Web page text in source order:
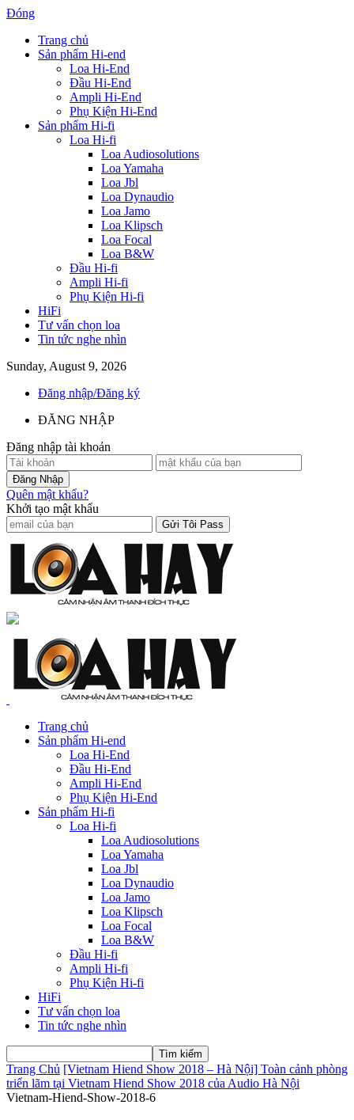
Đóng
Trang chủ
Sản phẩm Hi-end
Loa Hi-End
Đầu Hi-End
Ampli Hi-End
Phụ Kiện Hi-End
Sản phẩm Hi-fi
Loa Hi-fi
Loa Audiosolutions
Loa Yamaha
Loa Jbl
Loa Dynaudio
Loa Jamo
Loa Klipsch
Loa Focal
Loa B&W
Đầu Hi-fi
Ampli Hi-fi
Phụ Kiện Hi-fi
HiFi
Tư vấn chọn loa
Tin tức nghe nhìn
Sunday, August 9, 2026
Đăng nhập/Đăng ký
ĐĂNG NHẬP
Đăng nhập tài khoản
Quên mật khẩu?
Khởi tạo mật khẩu
Trang chủ
Sản phẩm Hi-end
Loa Hi-End
Đầu Hi-End
Ampli Hi-End
Phụ Kiện Hi-End
Sản phẩm Hi-fi
Loa Hi-fi
Loa Audiosolutions
Loa Yamaha
Loa Jbl
Loa Dynaudio
Loa Jamo
Loa Klipsch
Loa Focal
Loa B&W
Đầu Hi-fi
Ampli Hi-fi
Phụ Kiện Hi-fi
HiFi
Tư vấn chọn loa
Tin tức nghe nhìn
Trang Chủ [Vietnam Hiend Show 2018 – Hà Nội] Toàn cảnh phòng
triển lãm tại Vietnam Hiend Show 2018 của Audio Hà Nội
Vietnam-Hiend-Show-2018-6